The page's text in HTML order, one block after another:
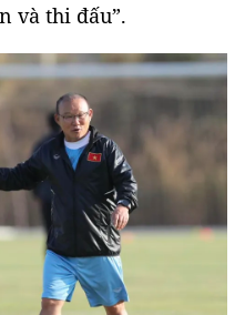
và thi đấu”.